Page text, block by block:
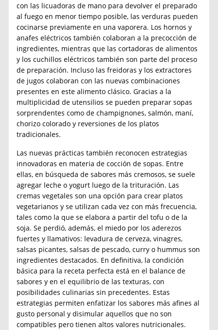
con las licuadoras de mano para devolver el preparado
al fuego en menor tiempo posible, las verduras pueden
cocinarse previamente en una vaporera. Los hornos y
anafes eléctricos también colaboran a la precocción de
ingredientes, mientras que las cortadoras de alimentos
y los cuchillos eléctricos también son parte del proceso
de preparación. Incluso las freidoras y los extractores
de jugos colaboran con las nuevas combinaciones
presentes en este alimento clásico. Gracias a la
multiplicidad de utensilios se pueden preparar sopas
sorprendentes como de champignones, salmón, maní,
chorizo colorado y reversiones de los platos
tradicionales.
Las nuevas prácticas también reconocen estrategias
innovadoras en materia de cocción de sopas. Entre
ellas, en búsqueda de sabores más cremosos, se suele
agregar leche o yogurt luego de la trituración. Las
cremas vegetales son una opción para crear platos
vegetarianos y se utilizan cada vez con más frecuencia,
tales como la que se elabora a partir del tofu o de la
soja. Se perdió, además, el miedo por los aderezos
fuertes y llamativos: levadura de cerveza, vinagres,
salsas picantes, salsas de pescado, curry o hummus son
ingredientes destacados. En definitiva, la condición
básica para la receta perfecta está en el balance de
sabores y en el equilibrio de las texturas, con
posibilidades culinarias sin precedentes. Estas
estrategias permiten enfatizar los sabores más afines al
gusto personal y disimular aquellos que no son
compatibles pero tienen altos valores nutricionales.